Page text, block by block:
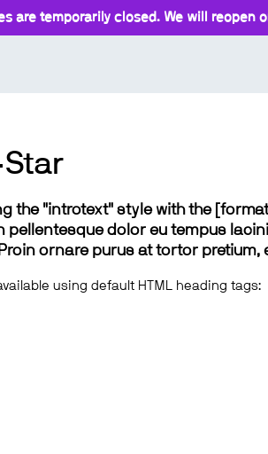
are temporarily closed. We will reopen
the "introtext" style with the
pellentesque dolor eu tempus
ornare purus at tortor pretium,
using default HTML heading tags: